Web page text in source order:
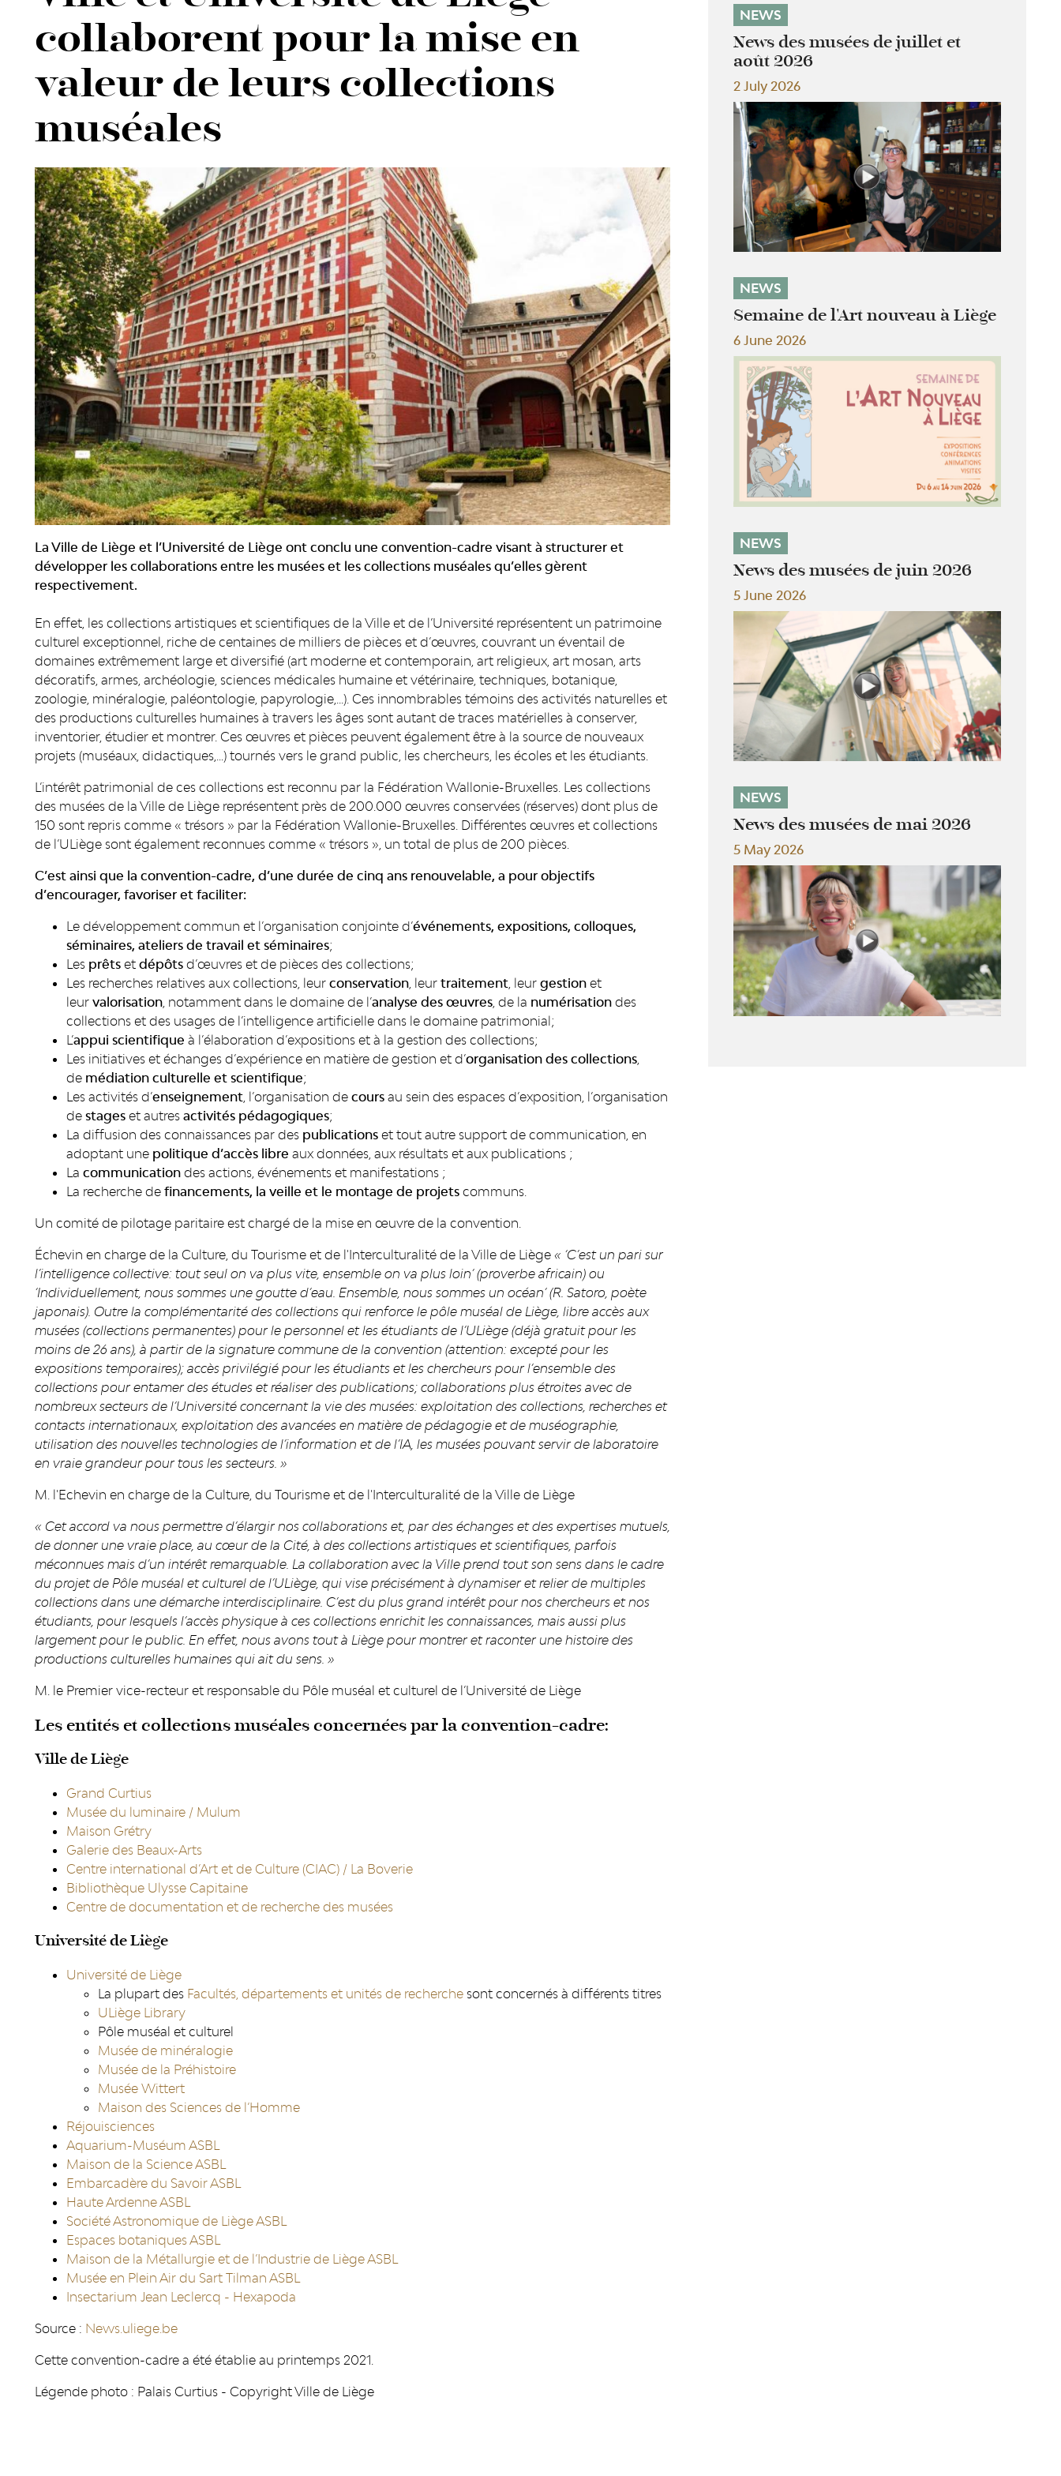
collaborent pour la mise en
valeur de leurs collections
muséales
La Ville de Liège et l’Université de Liège ont conclu une convention-cadre visant à structurer et
développer les collaborations entre les musées et les collections muséales qu’elles gèrent
respectivement.
En effet, les collections artistiques et scientifiques de la Ville et de l’Université représentent un patrimoine
culturel exceptionnel, riche de centaines de milliers de pièces et d’œuvres, couvrant un éventail de
domaines extrêmement large et diversifié (art moderne et contemporain, art religieux, art mosan, arts
décoratifs, armes, archéologie, sciences médicales humaine et vétérinaire, techniques, botanique,
zoologie, minéralogie, paléontologie, papyrologie,...). Ces innombrables témoins des activités naturelles et
des productions culturelles humaines à travers les âges sont autant de traces matérielles à conserver,
inventorier, étudier et montrer. Ces œuvres et pièces peuvent également être à la source de nouveaux
projets (muséaux, didactiques,…) tournés vers le grand public, les chercheurs, les écoles et les étudiants.
L’intérêt patrimonial de ces collections est reconnu par la Fédération Wallonie-Bruxelles. Les collections
des musées de la Ville de Liège représentent près de 200.000 œuvres conservées (réserves) dont plus de
150 sont repris comme « trésors » par la Fédération Wallonie-Bruxelles. Différentes œuvres et collections
de l’ULiège sont également reconnues comme « trésors », un total de plus de 200 pièces.
C’est ainsi que la convention-cadre, d’une durée de cinq ans renouvelable, a pour objectifs
d’encourager, favoriser et faciliter:
Le développement commun et l’organisation conjointe d’événements, expositions, colloques,
séminaires, ateliers de travail et séminaires;
Les prêts et dépôts d’œuvres et de pièces des collections;
Les recherches relatives aux collections, leur conservation, leur traitement, leur gestion et
leur valorisation, notamment dans le domaine de l’analyse des œuvres, de la numérisation des
collections et des usages de l’intelligence artificielle dans le domaine patrimonial;
L’appui scientifique à l’élaboration d’expositions et à la gestion des collections;
Les initiatives et échanges d’expérience en matière de gestion et d’organisation des collections,
de médiation culturelle et scientifique;
Les activités d’enseignement, l’organisation de cours au sein des espaces d’exposition, l’organisation
de stages et autres activités pédagogiques;
La diffusion des connaissances par des publications et tout autre support de communication, en
adoptant une politique d’accès libre aux données, aux résultats et aux publications ;
La communication des actions, événements et manifestations ;
La recherche de financements, la veille et le montage de projets communs.
Un comité de pilotage paritaire est chargé de la mise en œuvre de la convention.
Échevin en charge de la Culture, du Tourisme et de l'Interculturalité de la Ville de Liège « ‘C’est un pari sur
l’intelligence collective: tout seul on va plus vite, ensemble on va plus loin’ (proverbe africain) ou
‘Individuellement, nous sommes une goutte d’eau. Ensemble, nous sommes un océan’ (R. Satoro, poète
japonais). Outre la complémentarité des collections qui renforce le pôle muséal de Liège, libre accès aux
musées (collections permanentes) pour le personnel et les étudiants de l’ULiège (déjà gratuit pour les
moins de 26 ans), à partir de la signature commune de la convention (attention: excepté pour les
expositions temporaires); accès privilégié pour les étudiants et les chercheurs pour l’ensemble des
collections pour entamer des études et réaliser des publications; collaborations plus étroites avec de
nombreux secteurs de l’Université concernant la vie des musées: exploitation des collections, recherches et
contacts internationaux, exploitation des avancées en matière de pédagogie et de muséographie,
utilisation des nouvelles technologies de l’information et de l’IA, les musées pouvant servir de laboratoire
en vraie grandeur pour tous les secteurs. »
M. l'Echevin en charge de la Culture, du Tourisme et de l'Interculturalité de la Ville de Liège
« Cet accord va nous permettre d’élargir nos collaborations et, par des échanges et des expertises mutuels,
de donner une vraie place, au cœur de la Cité, à des collections artistiques et scientifiques, parfois
méconnues mais d’un intérêt remarquable. La collaboration avec la Ville prend tout son sens dans le cadre
du projet de Pôle muséal et culturel de l’ULiège, qui vise précisément à dynamiser et relier de multiples
collections dans une démarche interdisciplinaire. C’est du plus grand intérêt pour nos chercheurs et nos
étudiants, pour lesquels l’accès physique à ces collections enrichit les connaissances, mais aussi plus
largement pour le public. En effet, nous avons tout à Liège pour montrer et raconter une histoire des
productions culturelles humaines qui ait du sens. »
M. le Premier vice-recteur et responsable du Pôle muséal et culturel de l’Université de Liège
Les entités et collections muséales concernées par la convention-cadre:
Ville de Liège
Grand Curtius
Musée du luminaire / Mulum
Maison Grétry
Galerie des Beaux-Arts
Centre international d’Art et de Culture (CIAC) / La Boverie
Bibliothèque Ulysse Capitaine
Centre de documentation et de recherche des musées
Université de Liège
Université de Liège
La plupart des Facultés, départements et unités de recherche sont concernés à différents titres
ULiège Library
Pôle muséal et culturel
Musée de minéralogie
Musée de la Préhistoire
Musée Wittert
Maison des Sciences de l’Homme
Réjouisciences
Aquarium-Muséum ASBL
Maison de la Science ASBL
Embarcadère du Savoir ASBL
Haute Ardenne ASBL
Société Astronomique de Liège ASBL
Espaces botaniques ASBL
Maison de la Métallurgie et de l’Industrie de Liège ASBL
Musée en Plein Air du Sart Tilman ASBL
Insectarium Jean Leclercq - Hexapoda
Source : News.uliege.be
Cette convention-cadre a été établie au printemps 2021.
Légende photo : Palais Curtius - Copyright Ville de Liège
NEWS
News des musées de juillet et
août 2026
2 July 2026
NEWS
Semaine de l'Art nouveau à Liège
6 June 2026
NEWS
News des musées de juin 2026
5 June 2026
NEWS
News des musées de mai 2026
5 May 2026